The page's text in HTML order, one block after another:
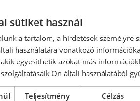
gyerekek számára. Kiváló választás
az asztalnak, miközben könnyen
társasjátékhoz vagy
sütiket használ
a tartalom, a hirdetések személyre
használatára vonatkozó
egyesíthetik azokat más
Ön általi használatából
Teljesítmény Célzás